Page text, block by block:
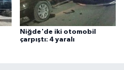
Niğde'de iki otomobil
çarpıştı: 4 yaralı